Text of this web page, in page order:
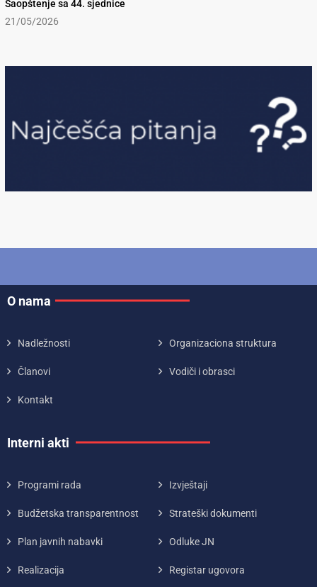
Saopštenje sa 44. sjednice
21/05/2026
O nama
Nadležnosti Organizaciona struktura
Članovi Vodiči i obrasci
Kontakt
Interni akti
Programi rada Izvještaji
Budžetska transparentnost Strateški dokumenti
Plan javnih nabavki Odluke JN
Realizacija Registar ugovora